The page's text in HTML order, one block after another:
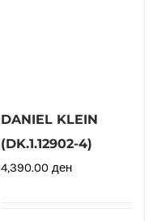
DANIEL KLEIN
(DK.1.12902-4)
4,390.00 ден